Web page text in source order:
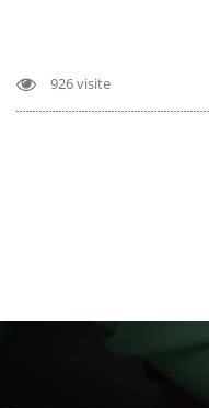
926 visite